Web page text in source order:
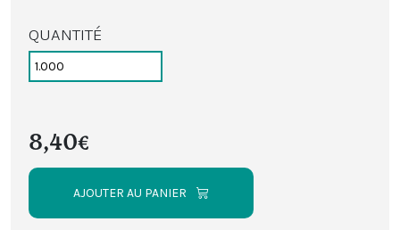
QUANTITÉ
8,40€
AJOUTER AU PANIER